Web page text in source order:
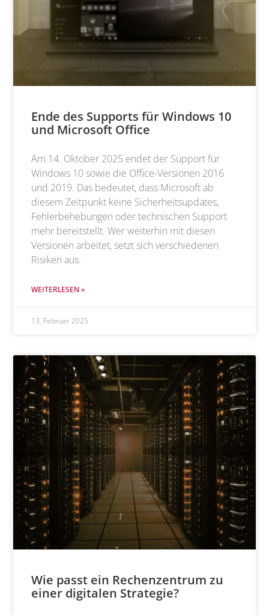
Ende des Supports für Windows 10
und Microsoft Office
Am 14. Oktober 2025 endet der Support für
Windows 10 sowie die Office-Versionen 2016
und 2019. Das bedeutet, dass Microsoft ab
diesem Zeitpunkt keine Sicherheitsupdates,
Fehlerbehebungen oder technischen Support
mehr bereitstellt. Wer weiterhin mit diesen
Versionen arbeitet, setzt sich verschiedenen
Risiken aus.
WEITERLESEN »
13. Februar 2025
Wie passt ein Rechenzentrum zu
einer digitalen Strategie?